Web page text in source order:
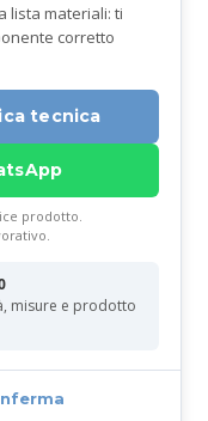
lista materiali: ti
corretto
tecnica
prodotto.
misure e prodotto